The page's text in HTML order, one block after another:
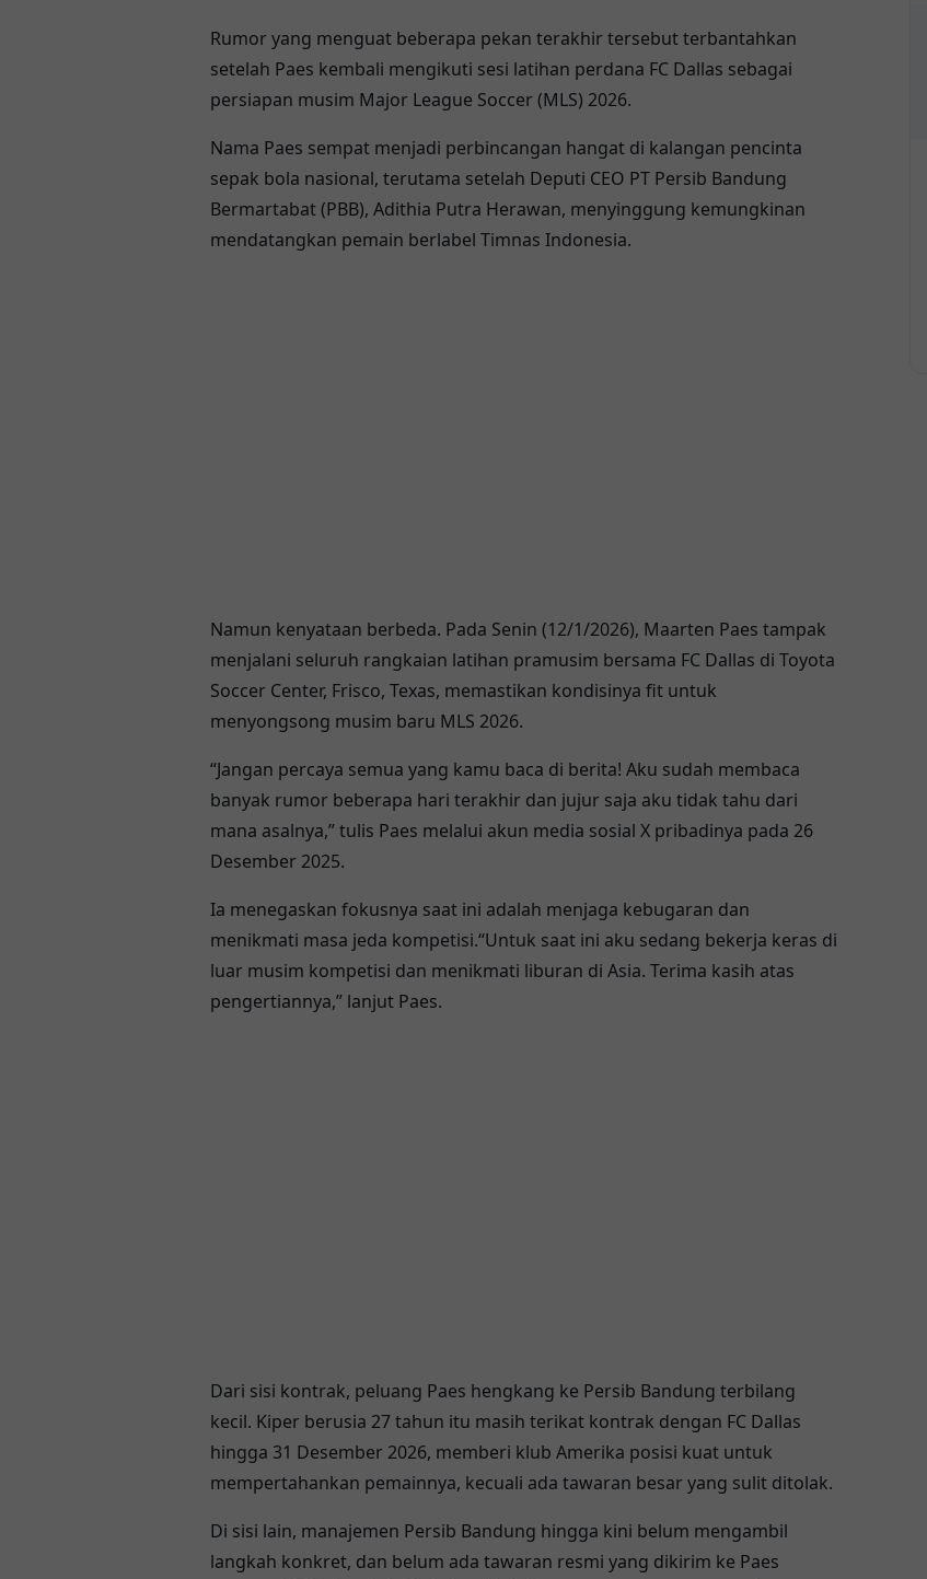
Rumor yang menguat beberapa pekan terakhir tersebut terbantahkan
setelah Paes kembali mengikuti sesi latihan perdana FC Dallas sebagai
persiapan musim Major League Soccer (MLS) 2026.
Nama Paes sempat menjadi perbincangan hangat di kalangan pencinta
sepak bola nasional, terutama setelah Deputi CEO PT Persib Bandung
Bermartabat (PBB), Adithia Putra Herawan, menyinggung kemungkinan
mendatangkan pemain berlabel Timnas Indonesia.
Namun kenyataan berbeda. Pada Senin (12/1/2026), Maarten Paes tampak
menjalani seluruh rangkaian latihan pramusim bersama FC Dallas di Toyota
Soccer Center, Frisco, Texas, memastikan kondisinya fit untuk
menyongsong musim baru MLS 2026.
“Jangan percaya semua yang kamu baca di berita! Aku sudah membaca
banyak rumor beberapa hari terakhir dan jujur saja aku tidak tahu dari
mana asalnya,” tulis Paes melalui akun media sosial X pribadinya pada 26
Desember 2025.
Ia menegaskan fokusnya saat ini adalah menjaga kebugaran dan
menikmati masa jeda kompetisi.“Untuk saat ini aku sedang bekerja keras di
luar musim kompetisi dan menikmati liburan di Asia. Terima kasih atas
pengertiannya,” lanjut Paes.
Dari sisi kontrak, peluang Paes hengkang ke Persib Bandung terbilang
kecil. Kiper berusia 27 tahun itu masih terikat kontrak dengan FC Dallas
hingga 31 Desember 2026, memberi klub Amerika posisi kuat untuk
mempertahankan pemainnya, kecuali ada tawaran besar yang sulit ditolak.
Di sisi lain, manajemen Persib Bandung hingga kini belum mengambil
langkah konkret, dan belum ada tawaran resmi yang dikirim ke Paes